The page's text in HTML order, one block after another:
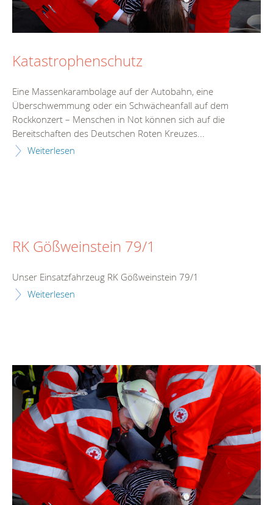
Katastrophenschutz
Eine Massenkarambolage auf der Autobahn, eine
Überschwemmung oder ein Schwächeanfall auf dem
Rockkonzert – Menschen in Not können sich auf die
Bereitschaften des Deutschen Roten Kreuzes...
Weiterlesen
RK Gößweinstein 79/1
Unser Einsatzfahrzeug RK Gößweinstein 79/1
Weiterlesen